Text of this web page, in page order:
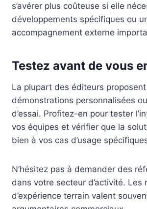
s’avérer plus coûteuse si elle
développements spécifiques ou
accompagnement externe
Testez avant de vous
La plupart des éditeurs
démonstrations personnalisées
d’essai. Profitez-en pour tester
vos équipes et vérifier que la
bien à vos cas d’usage
N’hésitez pas à demander des
dans votre secteur d’activité. Les
d’expérience terrain valent